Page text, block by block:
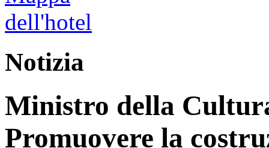
Notizia
Ministro della
Promuovere la